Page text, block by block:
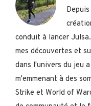
conduit à lancer
mes découvertes et
dans l'univers du jeu
m'emmenant à des
Strike et World of